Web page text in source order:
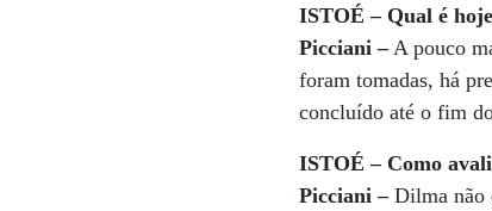
ISTOÉ – Qual é
Picciani –A pouco
foram tomadas, há
concluído até o fim
ISTOÉ – Como
Picciani –Dilma não